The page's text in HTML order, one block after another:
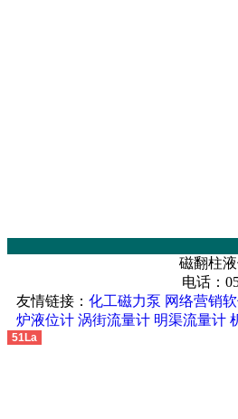
磁翻柱
电话：
友情链接： 化工磁力泵 网络营销
炉液位计 涡街流量计 明渠流量计
51La